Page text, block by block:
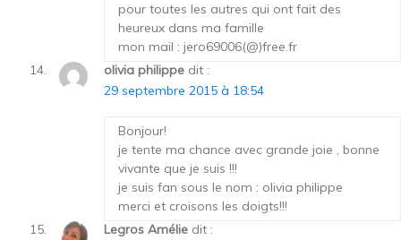
pour toutes les autres qui ont fait des
heureux dans ma famille
mon mail : jero69006(@)free.fr
olivia philippe dit :
29 septembre 2015 à 18:54
Bonjour!
je tente ma chance avec grande joie , bonne
vivante que je suis !!!
je suis fan sous le nom : olivia philippe
merci et croisons les doigts!!!
Legros Amélie dit :